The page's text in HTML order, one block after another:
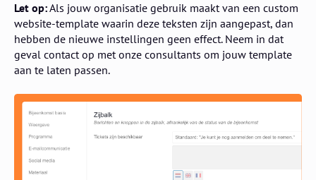
Let op:Als jouw organisatie gebruik maakt van een custom
website-template waarin deze teksten zijn aangepast, dan
hebben de nieuwe instellingen geen effect. Neem in dat
geval contact op met onze consultants om jouw template
aan te laten passen.